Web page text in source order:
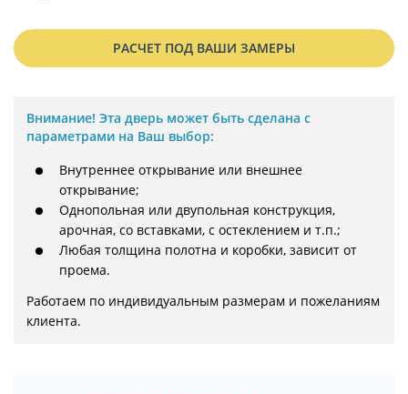
РАСЧЕТ ПОД ВАШИ ЗАМЕРЫ
Внимание! Эта дверь может быть сделана с
параметрами на Ваш выбор:
Внутреннее открывание или внешнее
открывание;
Однопольная или двупольная конструкция,
арочная, со вставками, с остеклением и т.п.;
Любая толщина полотна и коробки, зависит от
проема.
Работаем по индивидуальным размерам и пожеланиям
клиента.